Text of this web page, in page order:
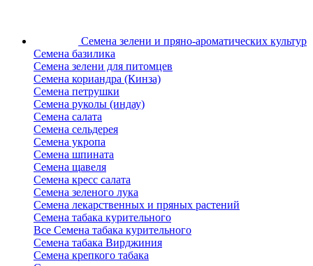
Семена зелени и пряно-ароматических культур
Семена базилика
Семена зелени для питомцев
Семена кориандра (Кинза)
Семена петрушки
Семена руколы (индау)
Семена салата
Семена сельдерея
Семена укропа
Семена шпината
Семена щавеля
Семена кресс салата
Семена зеленого лука
Семена лекарственных и пряных растений
Семена табака курительного
Все Семена табака курительного
Семена табака Вирджиния
Семена крепкого табака